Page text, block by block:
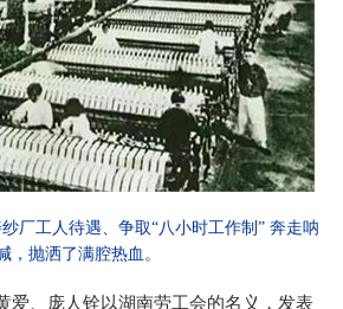
厂工人待遇、争取“八小时工作制” 奔走呐
，抛洒了满腔热血。
爱、庞人铨以湖南劳工会的名义，发表